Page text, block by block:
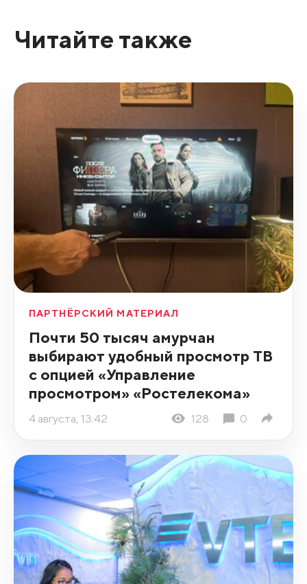
Читайте также
ПАРТНЁРСКИЙ МАТЕРИАЛ
Почти 50 тысяч амурчан
выбирают удобный просмотр ТВ
с опцией «Управление
просмотром» «Ростелекома»
4 августа, 13:42 128 0